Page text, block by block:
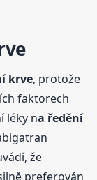
krve, protože
faktorech
léky na ředění
že
preferován